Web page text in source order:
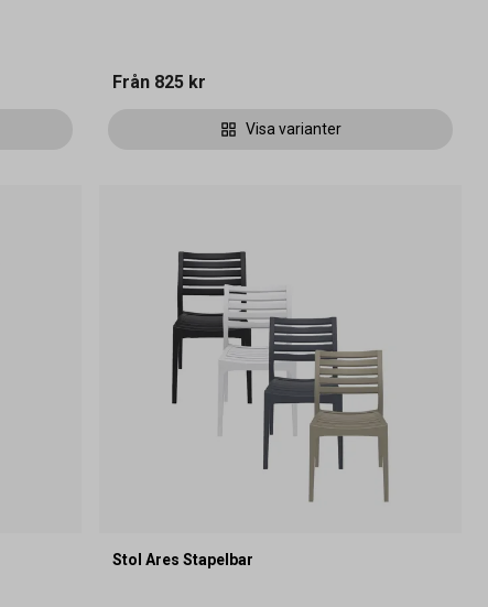
Från 825 kr
Visa varianter
Stol Ares Stapelbar